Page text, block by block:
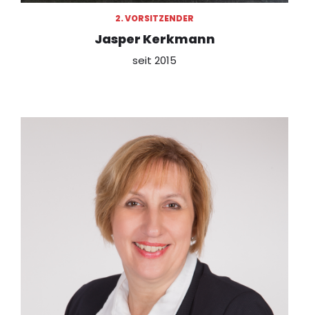
2. VORSITZENDER
Jasper Kerkmann
seit 2015